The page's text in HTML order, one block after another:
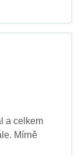
a celkem
Mírně